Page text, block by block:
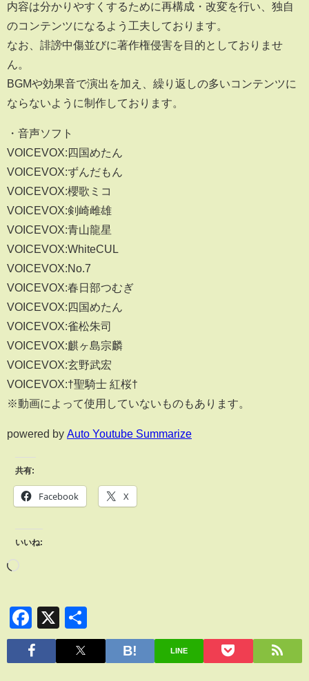
内容は分かりやすくするために再構成・改変を行い、独自
のコンテンツになるよう工夫しております。
なお、誹謗中傷並びに著作権侵害を目的としておりませ
ん。
BGMや効果音で演出を加え、繰り返しの多いコンテンツに
ならないように制作しております。
・音声ソフト
VOICEVOX:四国めたん
VOICEVOX:ずんだもん
VOICEVOX:櫻歌ミコ
VOICEVOX:剣崎雌雄
VOICEVOX:青山龍星
VOICEVOX:WhiteCUL
VOICEVOX:No.7
VOICEVOX:春日部つむぎ
VOICEVOX:四国めたん
VOICEVOX:雀松朱司
VOICEVOX:麒ヶ島宗麟
VOICEVOX:玄野武宏
VOICEVOX:†聖騎士 紅桜†
※動画によって使用していないものもあります。
powered by Auto Youtube Summarize
共有:
Facebook X
いいね:
Facebook
X
有
LINE